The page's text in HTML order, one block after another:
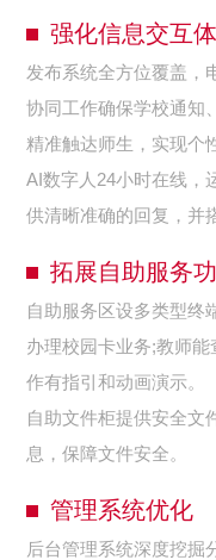
强化信息交互
发布系统全方位覆盖，
协同工作确保学校通知
精准触达师生，实现个
AI数字人24小时在线，
供清晰准确的回复，并
拓展自助服务
自助服务区设多类型终
办理校园卡业务;教师
作有指引和动画演示。
自助文件柜提供安全文
息，保障文件安全。
管理系统优化
后台管理系统深度挖掘